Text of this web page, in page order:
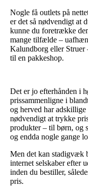
Nogle få outlets på
er det så nødvendigt at
kunne du foretrække
mange tilfælde –
Kalundborg eller
til en pakkeshop.
Det er jo efterhånden i
prissammenligne i
og herved har
nødvendigt at trykke
produkter – til børn, og
og endda nogle gange
Men det kan stadigvæk
internet selskaber efter
inden du bestiller,
pris.